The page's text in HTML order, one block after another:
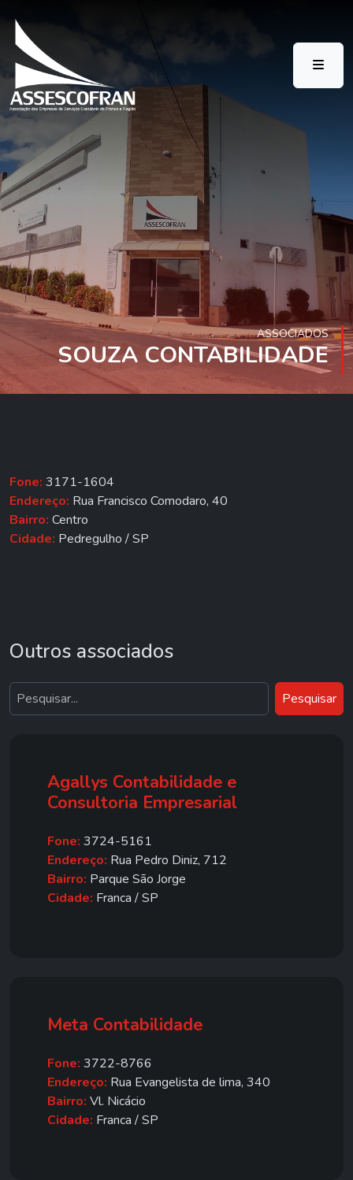
ASSOCIADOS
SOUZA CONTABILIDADE
Fone: 3171-1604
Endereço: Rua Francisco Comodaro, 40
Bairro: Centro
Cidade: Pedregulho / SP
Outros associados
Pesquisar
Agallys Contabilidade e
Consultoria Empresarial
Fone: 3724-5161
Endereço: Rua Pedro Diniz, 712
Bairro: Parque São Jorge
Cidade: Franca / SP
Meta Contabilidade
Fone: 3722-8766
Endereço: Rua Evangelista de lima, 340
Bairro: Vl. Nicácio
Cidade: Franca / SP